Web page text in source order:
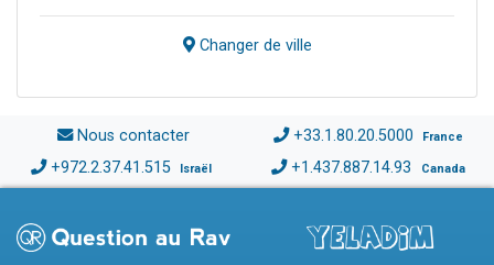
Changer de ville
Nous contacter +33.1.80.20.5000 France
+972.2.37.41.515 Israël +1.437.887.14.93 Canada